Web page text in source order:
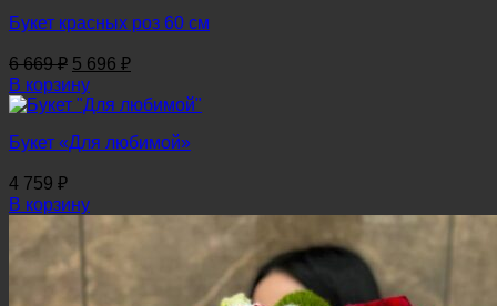
Букет красных роз 60 см
6 669₽ Первоначальная
цена
составляла
6
669 ₽.
5 696 ₽Текущая
5
В корзину
Букет «Для любимой»
4 759 ₽
В корзину